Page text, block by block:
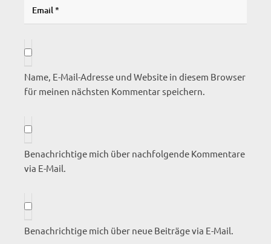
Name, E-Mail-Adresse und Website in diesem Browser
für meinen nächsten Kommentar speichern.
Benachrichtige mich über nachfolgende Kommentare
via E-Mail.
Benachrichtige mich über neue Beiträge via E-Mail.